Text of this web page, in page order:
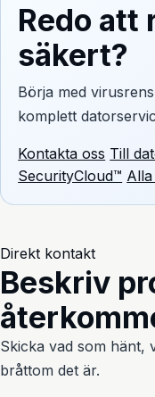
Redo att
säkert?
Börja med
komplett
Kontakta oss Till
SecurityCloud™
Direkt kontakt
Beskriv
Skicka vad som hänt,
bråttom det är.